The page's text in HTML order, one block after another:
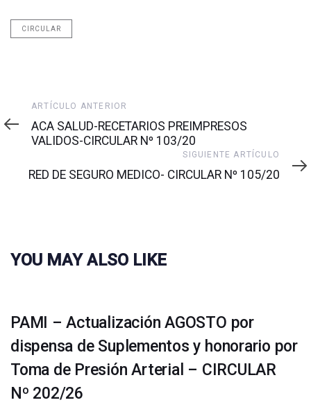
CIRCULAR
Artículo
anterior
ARTÍCULO ANTERIOR
ACA SALUD-RECETARIOS PREIMPRESOS
VALIDOS-CIRCULAR Nº 103/20
artículo
SIGUIENTE ARTÍCULO
RED DE SEGURO MEDICO- CIRCULAR Nº 105/20
YOU MAY ALSO LIKE
PAMI – Actualización AGOSTO por
dispensa de Suplementos y honorario por
Toma de Presión Arterial – CIRCULAR
Nº 202/26